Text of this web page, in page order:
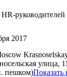
2017
улица,
пешком)Показать